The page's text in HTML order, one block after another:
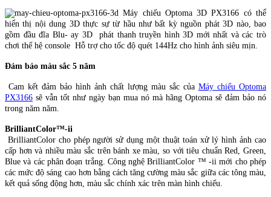
Máy chiếu Optoma 3D PX3166 có thể
hiển thị nội dung 3D thực sự từ hầu như bất kỳ nguồn phát 3D nào, bao
gồm đầu đĩa Blu- ay 3D phát thanh truyền hình 3D mới nhất và các trò
chơi thế hệ console Hỗ trợ cho tốc độ quét 144Hz cho hình ảnh siêu mịn.
Đảm bảo màu sắc 5 năm
Cam kết đảm bảo hình ảnh chất lượng màu sắc của Máy chiếu Optoma
PX3166 sẽ vẫn tốt như ngày bạn mua nó mà hãng Optoma sẽ đảm bảo nó
trong năm năm.
BrilliantColor™-ii
BrilliantColor cho phép người sử dụng một thuật toán xử lý hình ảnh cao
cấp hơn và nhiều màu sắc trên bánh xe màu, so với tiêu chuẩn Red, Green,
Blue và các phân đoạn trắng. Công nghệ BrilliantColor ™ -ii mới cho phép
các mức độ sáng cao hơn bằng cách tăng cường màu sắc giữa các tông màu,
kết quả sống động hơn, màu sắc chính xác trên màn hình chiếu.